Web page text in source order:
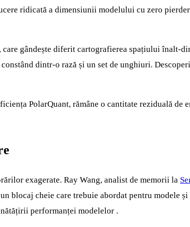
ridicată a dimensiunii modelului cu zero
gândește diferit cartografierea spațiului înalt-
dintr-o rază și un set de unghiuri.
PolarQuant, rămâne o cantitate reziduală de
exagerate. Ray Wang, analist de memorii la
blocaj cheie care trebuie abordat pentru modele
performanței modelelor .